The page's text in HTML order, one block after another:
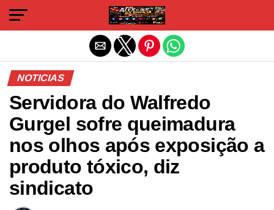
NOTICIAS
Servidora do Walfredo
Gurgel sofre queimadura
nos olhos após exposição a
produto tóxico, diz
sindicato
Sair da versão mobile